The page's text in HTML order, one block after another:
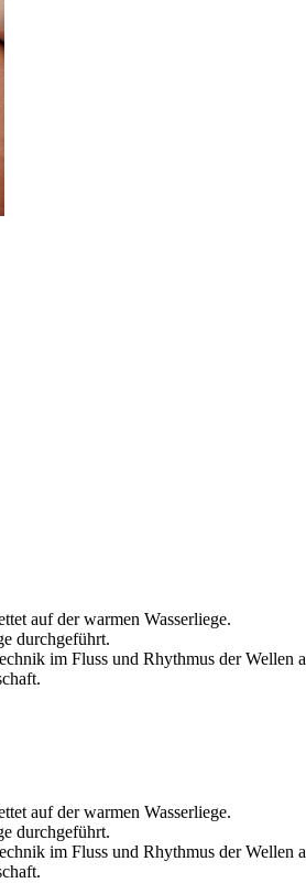
auf der warmen Wasserliege.
durchgeführt.
im Fluss und Rhythmus der Wellen
auf der warmen Wasserliege.
durchgeführt.
im Fluss und Rhythmus der Wellen